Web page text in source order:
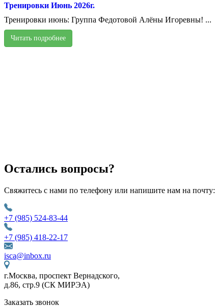
Тренировки Июнь 2026г.
Тренировки июнь: Группа Федотовой Алёны Игоревны! ...
Читать подробнее
Остались вопросы?
Свяжитесь с нами по телефону или напишите нам на почту:
+7 (985) 524-83-44
+7 (985) 418-22-17
isca@inbox.ru
г.Москва, проспект Вернадского,
д.86, стр.9 (СК МИРЭА)
Заказать звонок